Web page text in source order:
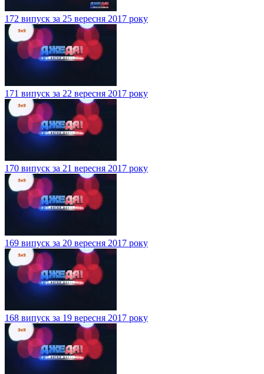
172 випуск за 25 вересня 2017 року
171 випуск за 22 вересня 2017 року
170 випуск за 21 вересня 2017 року
169 випуск за 20 вересня 2017 року
168 випуск за 19 вересня 2017 року